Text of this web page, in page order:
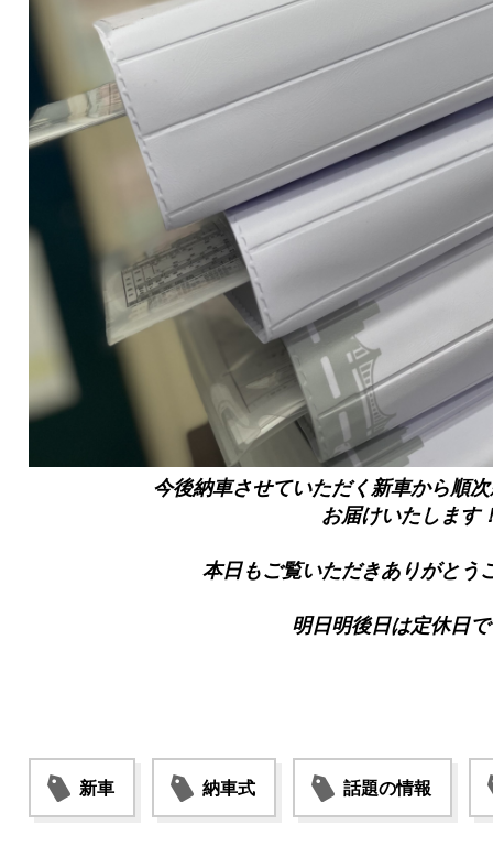
今後納車させていただく新車から順
お届けいたします
本日もご覧いただきありがとう
明日明後日は定休日
新車 納車式 話題の情報